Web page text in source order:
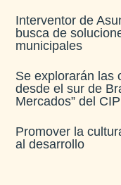
Interventor de
busca de
municipales
Se explorarán las
desde el sur de
Mercados” del CIP
Promover la
al desarrollo